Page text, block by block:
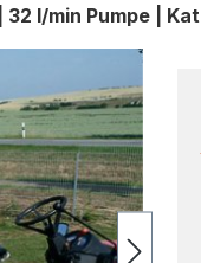
l/min Pumpe |